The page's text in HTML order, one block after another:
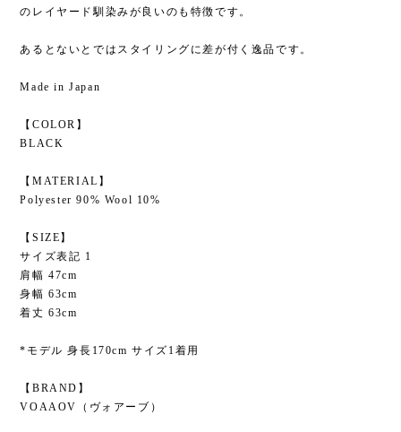
のレイヤード馴染みが良いのも特徴です。
あるとないとではスタイリングに差が付く逸品です。
Made in Japan
【COLOR】
BLACK
【MATERIAL】
Polyester 90% Wool 10%
【SIZE】
サイズ表記 1
肩幅 47cm
身幅 63cm
着丈 63cm
*モデル 身長170cm サイズ1着用
【BRAND】
VOAAOV（ヴォアーブ）